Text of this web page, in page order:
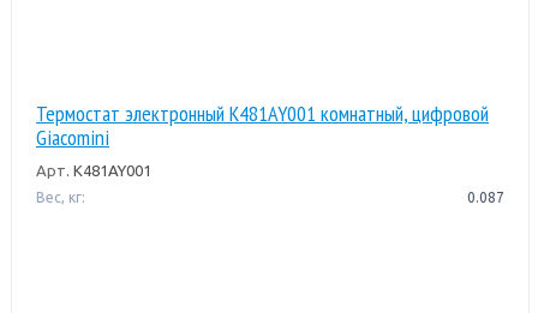
Термостат электронный K481AY001 комнатный, цифровой
Giacomini
Арт. K481AY001
Вес, кг: 0.087